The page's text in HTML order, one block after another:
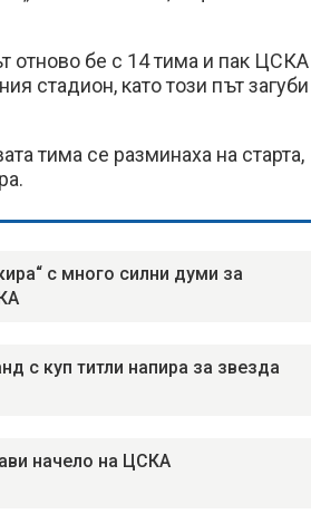
отново бе с 14 тима и пак ЦСКА
стадион, като този път загуби
тима се разминаха на старта,
с много силни думи за
с куп титли напира за звезда
начело на ЦСКА